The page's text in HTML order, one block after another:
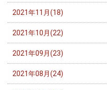
2021年11月(18)
2021年10月(22)
2021年09月(23)
2021年08月(24)